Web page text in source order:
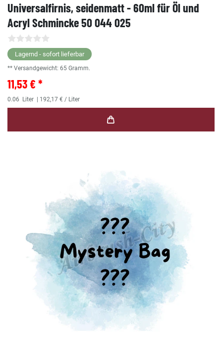
Universalfirnis, seidenmatt - 60ml für Öl und
Acryl Schmincke 50 044 025
Lagernd - sofort lieferbar
** Versandgewicht: 65 Gramm.
11,53 € *
0.06 Liter | 192,17 € / Liter